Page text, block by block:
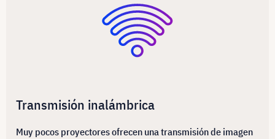
Transmisión inalámbrica
Muy pocos proyectores ofrecen una transmisión de imagen